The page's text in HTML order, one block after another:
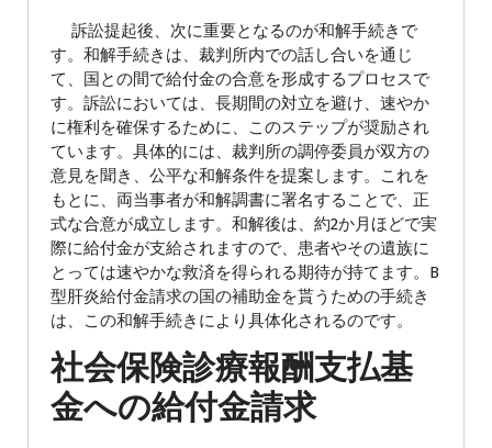
訴訟提起後、次に重要となるのが和解手続きで
す。和解手続きは、裁判所内での話し合いを通じ
て、国との間で給付金の合意を形成するプロセスで
す。訴訟においては、長期間の対立を避け、速やか
に権利を確保するために、このステップが奨励され
ています。具体的には、裁判所の調停委員が双方の
意見を聞き、公平な和解条件を提案します。これを
もとに、両当事者が和解調書に署名することで、正
式な合意が成立します。和解後は、約2か月ほどで実
際に給付金が支給されますので、患者やその遺族に
とっては速やかな救済を得られる期待が持てます。B
型肝炎給付金請求の国の補助金を貰うための手続き
は、この和解手続きにより具体化されるのです。
社会保険診療報酬支払基
金への給付金請求